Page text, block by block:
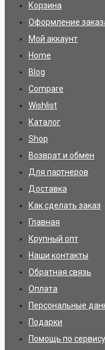
Корзина
Оформление
Мой аккаунт
Home
Blog
Compare
Wishlist
Каталог
Shop
Возврат и обмен
Для партнеров
Доставка
Как сделать заказ
Главная
Крупный опт
Наши контакты
Обратная связь
Оплата
Персональные
Подарки
Помощь по сервису